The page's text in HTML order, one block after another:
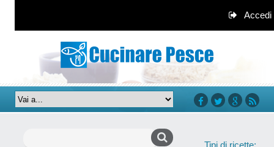
Accedi
Tipi di ricette: